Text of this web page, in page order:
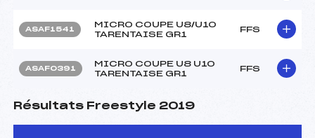
ASAF1541
MICRO COUPE U8/U10
TARENTAISE GR1
FFS
ASAF0391
MICRO COUPE U8 U10
TARENTAISE GR1
FFS
Résultats Freestyle 2019